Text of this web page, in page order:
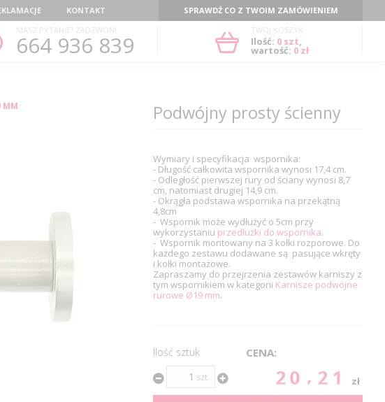
KONTAKT
SPRAWDŹ CO Z TWOIM ZAMÓWIENIEM
MASZ PYTANIE? ZADZWOŃ!
664 936 839
TWÓJ KOSZYK
Ilość: 0szt,
wartość: 0 zł
MM Podwójny prosty ścienny
Wymiary i specyfikacja wspornika:
- Długość całkowita wspornika wynosi 17,4 cm.
- Odległość pierwszej rury od ściany wynosi 8,7
cm, natomiast drugiej 14,9 cm.
- Okrągła podstawa wspornika na przekątną
4,8cm
- Wspornik może wydłużyć o 5cm przy
wykorzystaniu przedłużki do wspornika.
- Wspornik montowany na 3 kołki rozporowe. Do
każdego zestawu dodawane są pasujące wkręty
i kołki montażowe.
Zapraszamy do przejrzenia zestawów karniszy z
tym wspornikiem w kategorii Karnisze podwójne
rurowe Ø19 mm.
Ilość sztuk
szt.
CENA:
20.21 zł